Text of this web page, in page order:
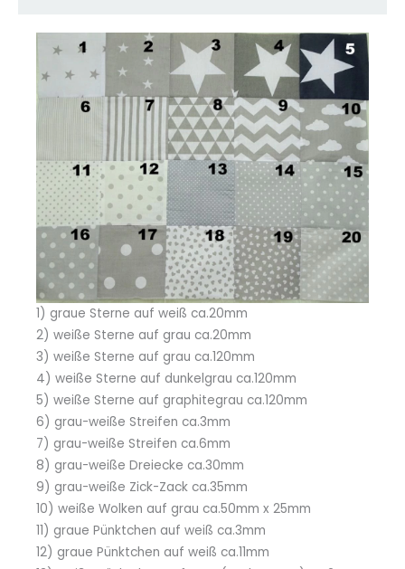
1) graue Sterne auf weiß ca.20mm
2) weiße Sterne auf grau ca.20mm
3) weiße Sterne auf grau ca.120mm
4) weiße Sterne auf dunkelgrau ca.120mm
5) weiße Sterne auf graphitegrau ca.120mm
6) grau-weiße Streifen ca.3mm
7) grau-weiße Streifen ca.6mm
8) grau-weiße Dreiecke ca.30mm
9) grau-weiße Zick-Zack ca.35mm
10) weiße Wolken auf grau ca.50mm x 25mm
11) graue Pünktchen auf weiß ca.3mm
12) graue Pünktchen auf weiß ca.11mm